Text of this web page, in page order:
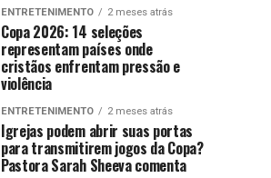
ENTRETENIMENTO 2 meses atrás
Copa 2026: 14 seleções
representam países onde
cristãos enfrentam pressão e
violência
ENTRETENIMENTO 2 meses atrás
Igrejas podem abrir suas portas
para transmitirem jogos da Copa?
Pastora Sarah Sheeva comenta